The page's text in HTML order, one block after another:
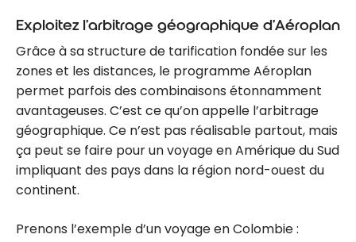
Dubai
Emirates
Première
Classe |
DXB-YYZ
Exploitez l’arbitrage géographique d’Aéroplan
Grâce à sa structure de tarification fondée sur les
zones et les distances, le programme Aéroplan
permet parfois des combinaisons étonnamment
avantageuses. C’est ce qu’on appelle l’arbitrage
géographique. Ce n’est pas réalisable partout, mais
ça peut se faire pour un voyage en Amérique du Sud
impliquant des pays dans la région nord-ouest du
continent.
Prenons l’exemple d’un voyage en Colombie :